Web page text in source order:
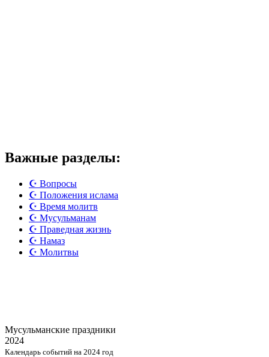
Важные разделы:
☪️ Вопросы
☪️ Положения ислама
☪️ Время молитв
☪️ Мусульманам
☪️ Праведная жизнь
☪️ Намаз
☪️ Молитвы
Мусульманские праздники
2024
Календарь событий на 2024 год